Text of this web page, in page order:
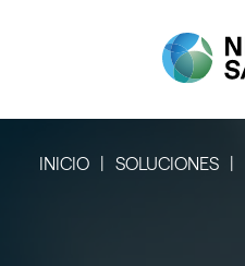
INICIO SOLUCIONES